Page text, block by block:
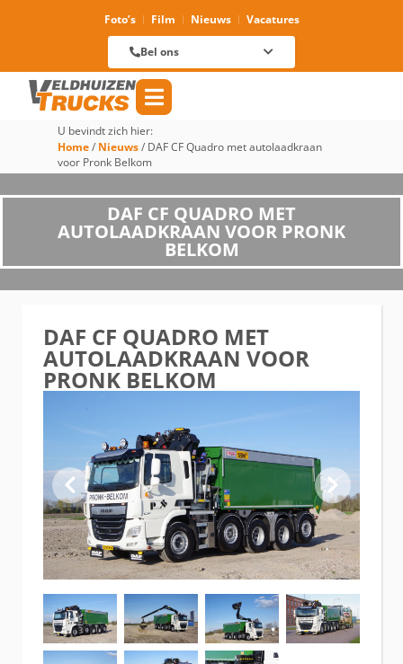
Foto’s Film Nieuws Vacatures
Bel ons
U bevindt zich hier:
Home/ Nieuws/ DAF CF Quadro met autolaadkraan
voor Pronk Belkom
DAF CF QUADRO MET
AUTOLAADKRAAN VOOR PRONK
BELKOM
DAF CF QUADRO MET
AUTOLAADKRAAN VOOR
PRONK BELKOM